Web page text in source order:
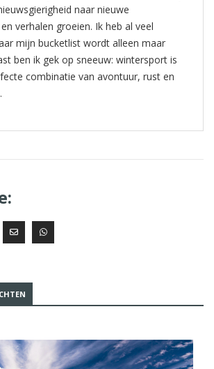
naar nieuwe
verhalen groeien. Ik heb al veel
mijn bucketlist wordt alleen maar
ben ik gek op sneeuw: wintersport is
combinatie van avontuur, rust en